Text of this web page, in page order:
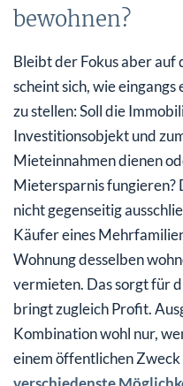
bewohnen?
Bleibt der Fokus aber
scheint sich, wie
zu stellen: Soll die
Investitionsobjekt und
Mieteinnahmen dienen
Mietersparnis fungieren?
nicht gegenseitig
Käufer eines
Wohnung desselben
vermieten. Das sorgt für
bringt zugleich Profit.
Kombination wohl nur,
einem öffentlichen